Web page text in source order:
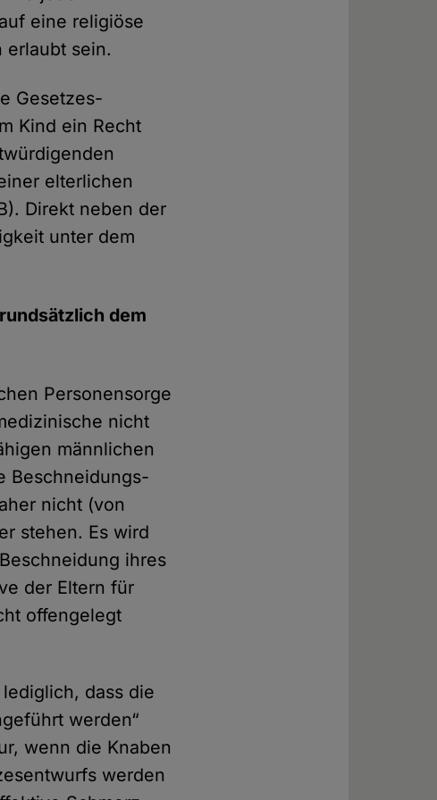
eine religiöse
erlaubt sein.
Gesetzes­
Kind ein Recht
elterlichen
Direkt neben der
unter dem
dem
Personen­sorge
nicht
männlichen
Beschneidungs­
nicht (von
stehen. Es wird
ihres
der Eltern für
offen­gelegt
dass die
werden“
wenn die Knaben
werden